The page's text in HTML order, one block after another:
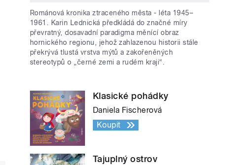
Románová kronika ztraceného města - léta 1945–
1961. Karin Lednická předkládá do značné míry
převratný, dosavadní paradigma měnící obraz
hornického regionu, jehož zahlazenou historii stále
překrývá tlustá vrstva mýtů a zakořeněných
stereotypů o „černé zemi a rudém kraji“.
Klasické pohádky
Daniela Fischerová
Koupit
Tajuplný ostrov